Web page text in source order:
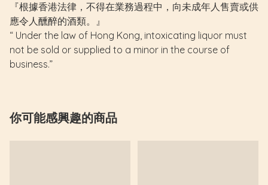
『根據香港法律，不得在業務過程中，向未成年人售賣或供
應令人醺醉的酒類。』
“ Under the law of Hong Kong, intoxicating liquor must
not be sold or supplied to a minor in the course of
business.”
你可能感興趣的商品